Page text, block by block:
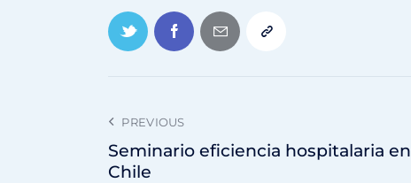
PREVIOUS
Seminario eficiencia hospitalaria en
Chile